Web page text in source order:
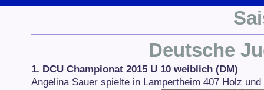
Deutsche
1. DCU Championat 2015 U 10 weiblich (DM)
Angelina Sauer spielte in Lampertheim 407 Holz